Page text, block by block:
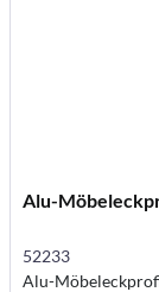
Alu-
52233
Alu-